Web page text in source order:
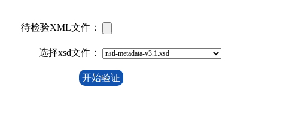
待检验XML文件：
选择xsd文件：
开始验证